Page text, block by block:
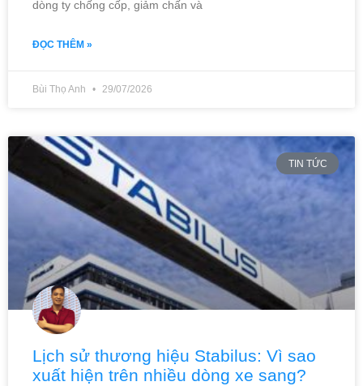
dòng ty chống cốp, giảm chấn và
ĐỌC THÊM »
Bùi Thọ Anh 29/07/2026
TIN TỨC
Lịch sử thương hiệu Stabilus: Vì sao
xuất hiện trên nhiều dòng xe sang?